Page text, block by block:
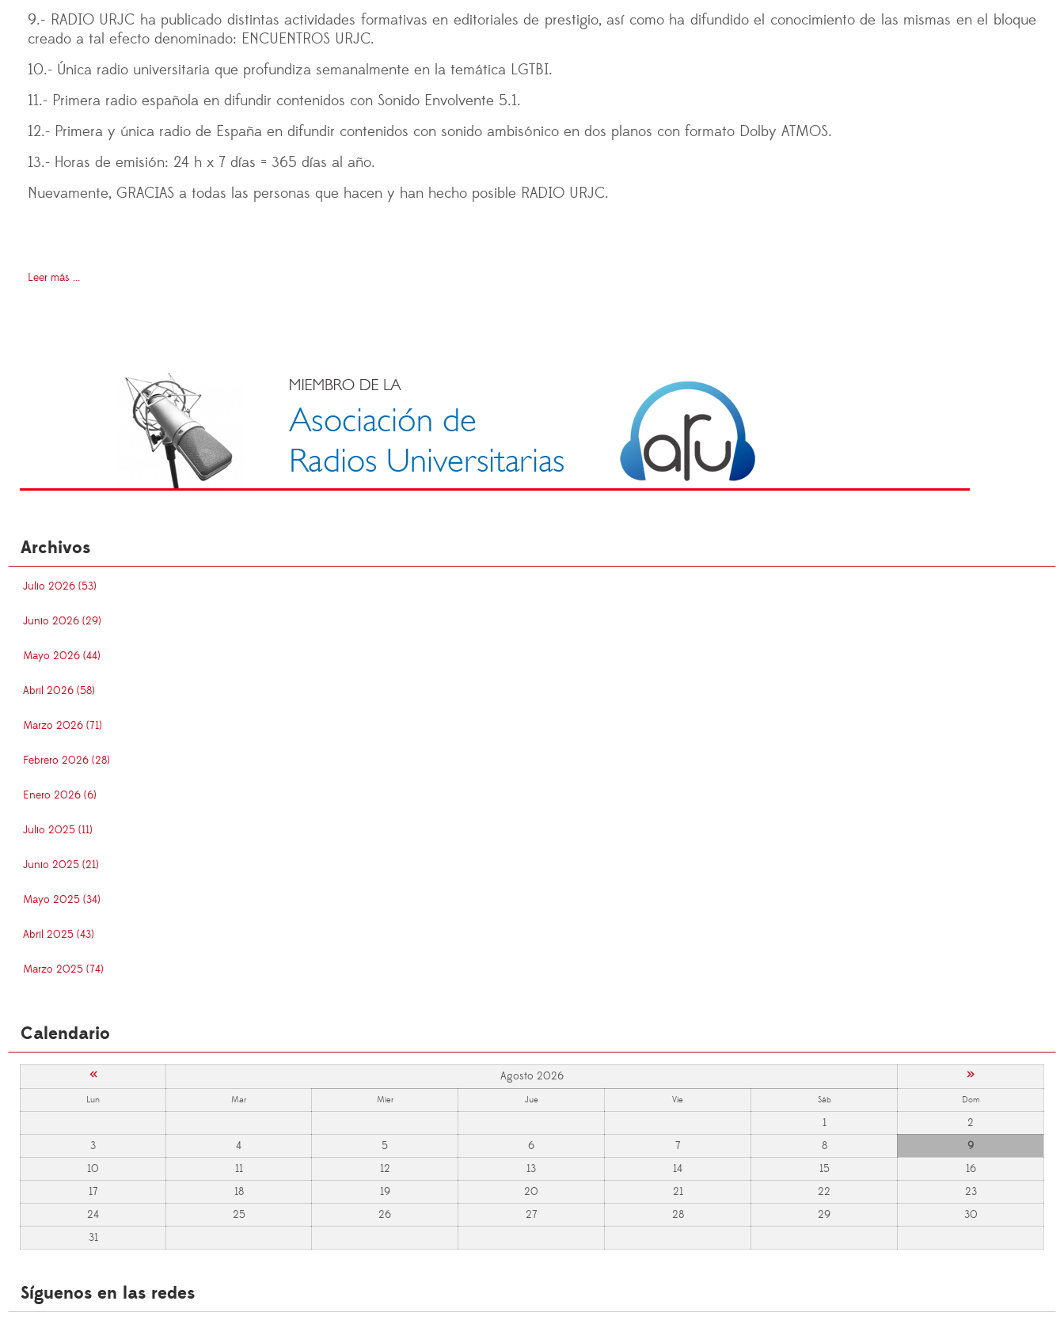
9.- RADIO URJC ha publicado distintas actividades formativas en editoriales de prestigio, así como ha difundido el conocimiento de las mismas en el bloque
creado a tal efecto denominado: ENCUENTROS URJC.
10.- Única radio universitaria que profundiza semanalmente en la temática LGTBI.
11.- Primera radio española en difundir contenidos con Sonido Envolvente 5.1.
12.- Primera y única radio de España en difundir contenidos con sonido ambisónico en dos planos con formato Dolby ATMOS.
13.- Horas de emisión: 24 h x 7 días = 365 días al año.
Nuevamente, GRACIAS a todas las personas que hacen y han hecho posible RADIO URJC.
Leer más ...
Archivos
Julio 2026 (53)
Junio 2026 (29)
Mayo 2026 (44)
Abril 2026 (58)
Marzo 2026 (71)
Febrero 2026 (28)
Enero 2026 (6)
Julio 2025 (11)
Junio 2025 (21)
Mayo 2025 (34)
Abril 2025 (43)
Marzo 2025 (74)
Calendario
« Agosto 2026 »
Lun Mar Mier Jue Vie Sáb Dom
1
2
3
4 5 6 7 8
9
10
11 12 13 14 15
16
17
18 19 20 21 22
23
24
25 26 27 28 29
30
31
Síguenos en las redes